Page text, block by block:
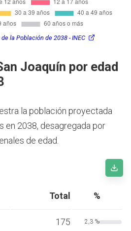
la Población de 2038 - INEC
Joaquín por edad
la población proyectada
en 2038, desagregada por
de edad.
Total %
175 2,3 %